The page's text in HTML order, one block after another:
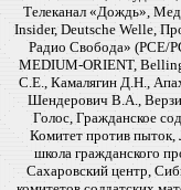
Телеканал «Дождь»,
Insider, Deutsche Welle,
Радио Свобода» (PCE/
MEDIUM-ORIENT,
С.Е., Камалягин Д.Н.,
Шендерович В.А.,
Голос, Гражданское
Комитет против
школа гражданского
Сахаровский центр,